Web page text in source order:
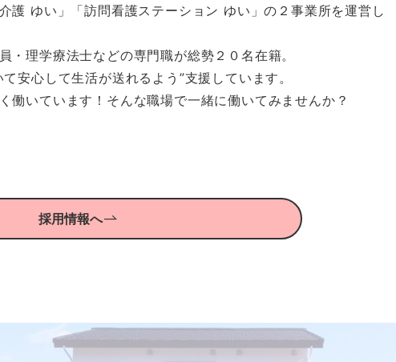
護 ゆい」「訪問看護ステーション ゆい」の２事業所を運営し
・理学療法士などの専門職が総勢２０名在籍。
安心して生活が送れるよう”支援しています。
働いています！そんな職場で一緒に働いてみませんか？
採用情報へ